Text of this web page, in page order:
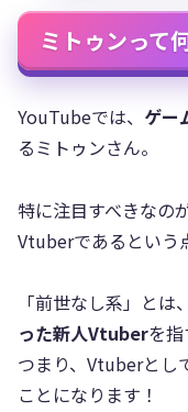
ミトゥンって
YouTubeでは、 ゲー
るミトゥンさん。
特に注目すべきなの
Vtuberであるという
「前世なし系」とは、
った新人Vtuberを指
つまり、Vtuberとし
ことになります！